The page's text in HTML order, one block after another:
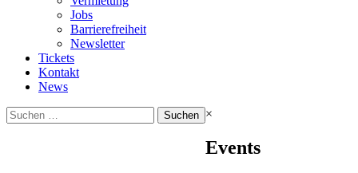
Jobs
Barrierefreiheit
Newsletter
Tickets
Kontakt
News
Suchen
nach:
×
Events